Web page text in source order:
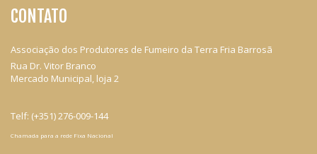
CONTATO
Associação dos Produtores de Fumeiro da Terra Fria Barrosã
Rua Dr. Vitor Branco
Mercado Municipal, loja 2
Telf: (+351) 276-009-144
Chamada para a rede Fixa Nacional